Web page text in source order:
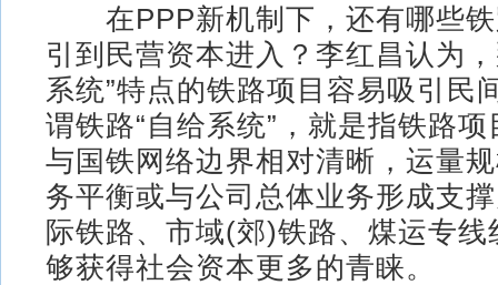
在PPP新机制下，还有哪些铁
引到民营资本进入？李红昌认为
系统”特点的铁路项目容易吸引民
谓铁路“自给系统”，就是指铁路
与国铁网络边界相对清晰，运量
务平衡或与公司总体业务形成支
际铁路、市域(郊)铁路、煤运专
够获得社会资本更多的青睐。